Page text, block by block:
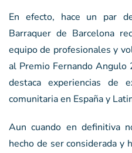
En efecto, hace un par
Barraquer de Barcelona
equipo de profesionales y
al Premio Fernando
destaca experiencias de
comunitaria en España y
Aun cuando en definitiva
hecho de ser considerada y